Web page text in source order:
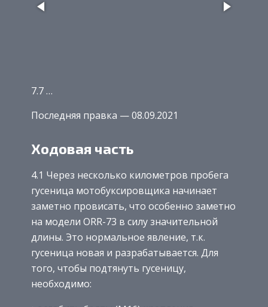
7.7 …
Последняя правка — 08.09.2021
Ходовая часть
4.1 Через несколько километров пробега
гусеница мотобуксировщика начинает
заметно провисать, что особенно заметно
на модели ORR-73 в силу значительной
длины. Это нормальное явление, т.к.
гусеница новая и разрабатывается. Для
того, чтобы подтянуть гусеницу,
необходимо: